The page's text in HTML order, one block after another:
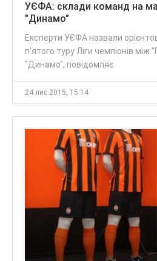
УЄФА: склади команд на
"Динамо"
Експерти УЄФА назвали
п'ятого туру Ліги чемпіонів між
"Динамо", повідомляє
24 лис 2015, 15:14